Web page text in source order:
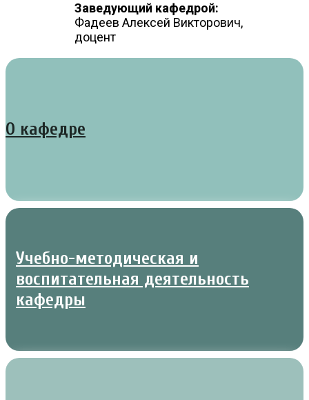
Заведующий кафедрой:
Фадеев Алексей Викторович,
доцент
О кафедре
Учебно-методическая и
воспитательная деятельность
кафедры